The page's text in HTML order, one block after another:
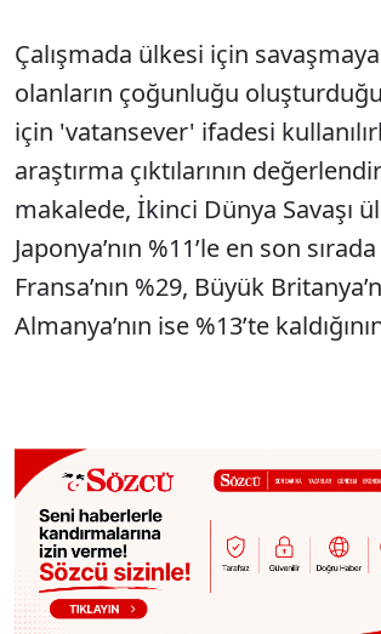
Çalışmada ülkesi için
olanların çoğunluğu
için 'vatansever' ifadesi
araştırma çıktılarının
makalede, İkinci Dünya Savaşı
Japonya’nın %11’le en son
Fransa’nın %29, Büyük
Almanya’nın ise %13’te